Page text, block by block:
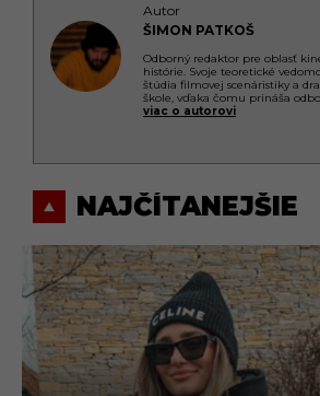
Autor
ŠIMON PATKOŠ
Odborný redaktor pre oblasť
histórie. Svoje teoretické
štúdia filmovej scenáristiky a
škole, vďaka čomu prináša
viac o autorovi
NAJČÍTANEJŠIE